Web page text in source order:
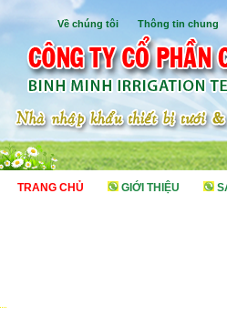
TRANG CHỦ GIỚI THIỆU
Về chúng tôi Thông tin chung